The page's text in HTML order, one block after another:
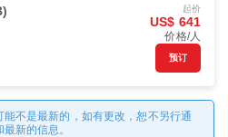
起价
US$ 641
价格/人
预订
不是最新的，如有更改，恕不另行通
新的信息。